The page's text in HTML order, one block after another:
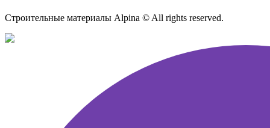
Строительные материалы Alpina © All rights reserved.